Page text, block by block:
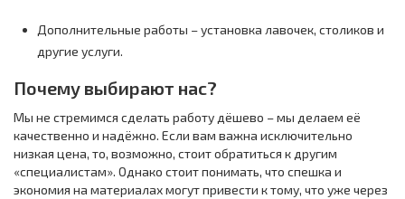
Дополнительные работы – установка лавочек, столиков и
другие услуги.
Почему выбирают нас?
Мы не стремимся сделать работу дёшево – мы делаем её
качественно и надёжно. Если вам важна исключительно
низкая цена, то, возможно, стоит обратиться к другим
«специалистам». Однако стоит понимать, что спешка и
экономия на материалах могут привести к тому, что уже через